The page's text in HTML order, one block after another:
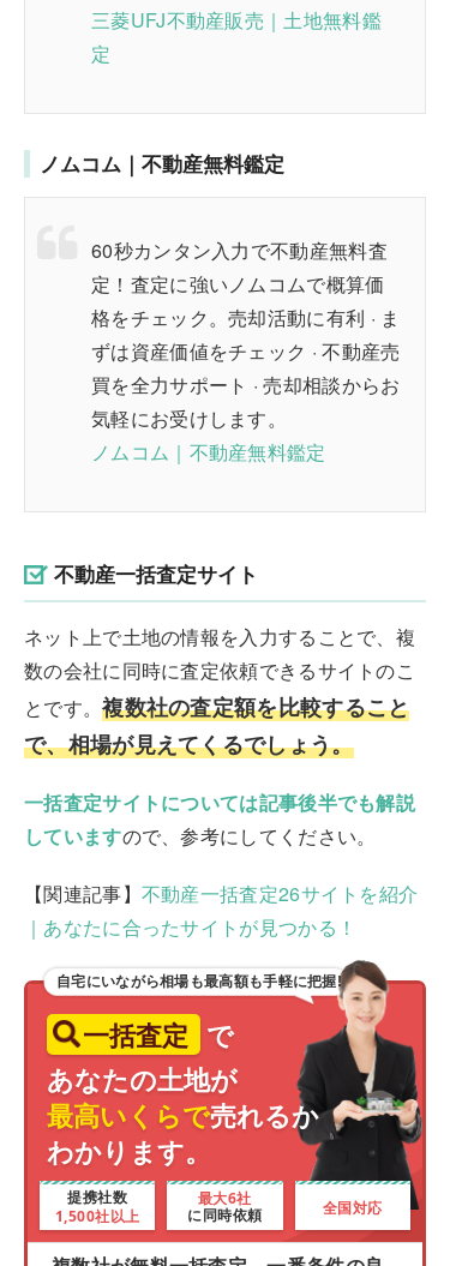
三菱UFJ不動産販売｜土地無料鑑
定
ノムコム｜不動産無料鑑定
60秒カンタン入力で不動産無料査
定！査定に強いノムコムで概算価
格をチェック。売却活動に有利 · ま
ずは資産価値をチェック · 不動産売
買を全力サポート · 売却相談からお
気軽にお受けします。
ノムコム｜不動産無料鑑定
不動産一括査定サイト
ネット上で土地の情報を入力することで、複
数の会社に同時に査定依頼できるサイトのこ
とです。複数社の査定額を比較すること
で、相場が見えてくるでしょう。
一括査定サイトについては記事後半でも解説
していますので、参考にしてください。
【関連記事】 不動産一括査定26サイトを紹介
｜あなたに合ったサイトが見つかる！
一括査定 で
あなたの土地が
最高いくらで売れるか
わかります。
提携社数
1,500社以上
最大6社
に同時依頼 全国対応
自宅にいながら相場も最高額も手軽に把握!